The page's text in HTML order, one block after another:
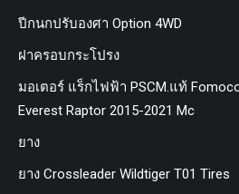
ปีกนกปรับองศา Option 4WD
ฝาครอบกระโปรง
มอเตอร์ แร็กไฟฟ้า PSCM.แท้
Everest Raptor 2015-2021 Mc
ยาง
ยาง Crossleader Wildtiger T01 Tires